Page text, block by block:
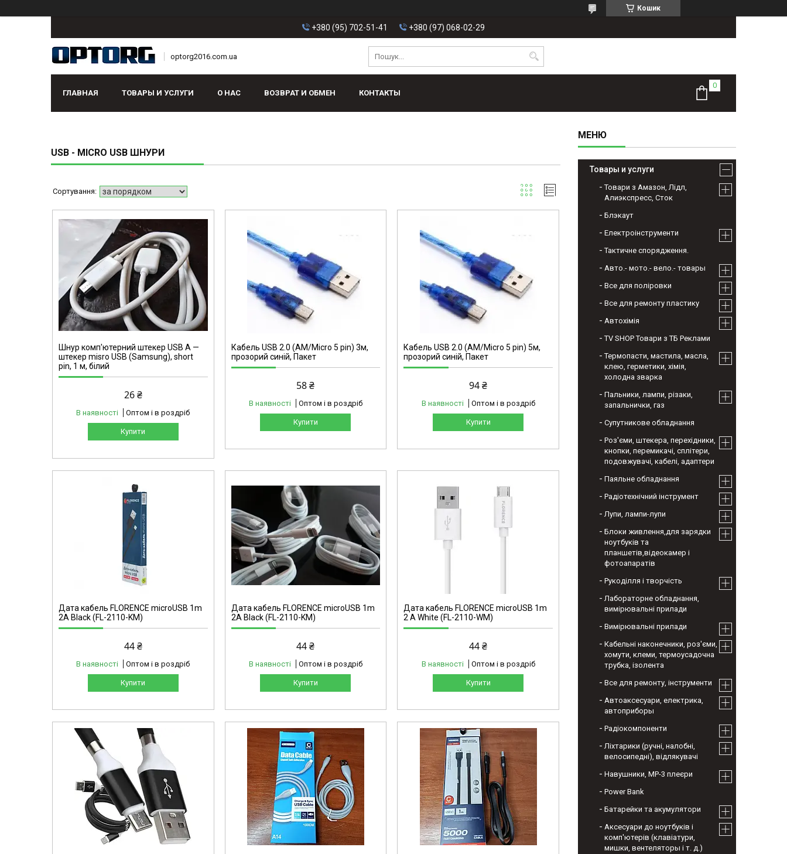
Кошик
+380 (95) 702-51-41 +380 (97) 068-02-29
optorg2016.com.ua
ГЛАВНАЯ ТОВАРЫ И УСЛУГИ О НАС ВОЗВРАТ И ОБМЕН КОНТАКТЫ
USB - MICRO USB ШНУРИ
Шнур комп'ютерний штекер USB А —
штекер misro USB (Samsung), short
pin, 1 м, білий
26 ₴
В наявності Оптом і в роздріб
Купити
02140
Кабель USB 2.0 (AM/Micro 5 pin) 3м,
прозорий синій, Пакет
58 ₴
В наявності Оптом і в роздріб
Купити
05424
Кабель USB 2.0 (AM/Micro 5 pin) 5м,
прозорий синій, Пакет
94 ₴
В наявності Оптом і в роздріб
Купити
Дата кабель FLORENCE microUSB 1m
2A Black (FL-2110-KM)
44 ₴
В наявності Оптом і в роздріб
Купити
Дата кабель FLORENCE microUSB 1m
2A Black (FL-2110-KM)
44 ₴
В наявності Оптом і в роздріб
Купити
FL-2110-KM
Дата кабель FLORENCE microUSB 1m
2 A White (FL-2110-WM)
44 ₴
В наявності Оптом і в роздріб
Купити
5-1232 5-1232
Товары и услуги
Товари з Амазон, Лідл,
Алиэкспресс, Сток
Блэкаут
Електроінструменти
Тактичне спорядження.
Авто.- мото.- вело.- товары
Все для поліровки
Все для ремонту пластику
Автохімія
TV SHOP Товари з ТБ Реклами
Термопасти, мастила, масла,
клею, герметики, хімія,
холодна зварка
Пальники, лампи, різаки,
запальнички, газ
Супутникове обладнання
Роз'єми, штекера, перехідники,
кнопки, перемикачі, сплітери,
подовжувачі, кабелі, адаптери
Паяльне обладнання
Радіотехнічний інструмент
Лупи, лампи-лупи
Блоки живлення,для зарядки
ноутбуків та
планшетів,відеокамер і
фотоапаратів
Рукоділля і творчість
Лабораторне обладнання,
вимірювальні прилади
Вимірювальні прилади
Кабельні наконечники, роз'єми,
хомути, клеми, термоусадочна
трубка, ізолента
Все для ремонту, інструменти
Автоаксесуари, електрика,
автоприборы
Радіокомпоненти
Ліхтарики (ручні, налобні,
велосипедні), відлякувачі
Навушники, МР-3 плеєри
Power Bank
Батарейки та акумулятори
Аксесуари до ноутбуків і
комп'ютерів (клавіатури,
мишки, вентеляторы і т. д.)